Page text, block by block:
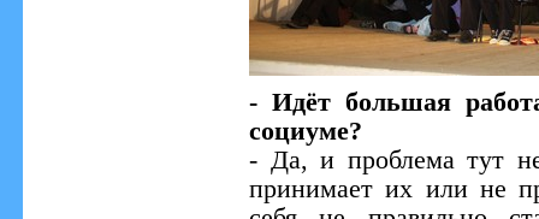
- Идёт большая
социуме?
- Да, и проблема тут
принимает их или не